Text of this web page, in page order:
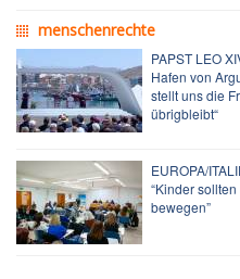
menschenrechte
PAPST LEO
Hafen von
stellt uns die
übrigbleibt“
EUROPA/
“Kinder
bewegen”